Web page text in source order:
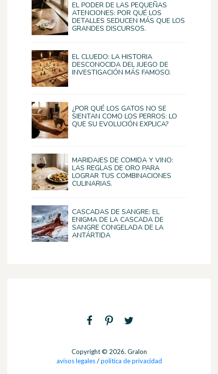
EL PODER DE LAS PEQUEÑAS
ATENCIONES: POR QUÉ LOS
DETALLES SEDUCEN MÁS QUE LOS
GRANDES DISCURSOS.
EL CLUEDO: LA HISTORIA
DESCONOCIDA DEL JUEGO DE
INVESTIGACIÓN MÁS FAMOSO.
¿POR QUÉ LOS GATOS NO SE
SIENTAN COMO LOS PERROS: LO
QUE SU EVOLUCIÓN EXPLICA?
MARIDAJES DE COMIDA Y VINO:
LAS REGLAS DE ORO PARA
LOGRAR TUS COMBINACIONES
CULINARIAS.
CASCADAS DE SANGRE: EL
ENIGMA DE LA CASCADA DE
SANGRE CONGELADA DE LA
ANTÁRTIDA
Copyright © 2026. Gralon
avisos legales/politica de privacidad